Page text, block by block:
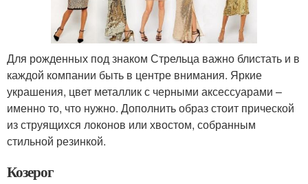
Для рожденных под знаком Стрельца важно блистать и в
каждой компании быть в центре внимания. Яркие
украшения, цвет металлик с черными аксессуарами –
именно то, что нужно. Дополнить образ стоит прической
из струящихся локонов или хвостом, собранным
стильной резинкой.
Козерог